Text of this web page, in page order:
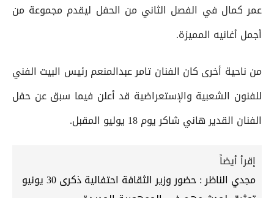
عمر كمال في الفصل الثاني من الحفل ليقدم مجموعة من
أجمل أغانيه المميزة.
من ناحية أخرى كان الفنان تامر عبدالمنعم رئيس البيت الفني
للفنون الشعبية والإستعراضية قد أعلن فيما سبق عن حفل
الفنان القدير هاني شاكر يوم 18 يوليو المقبل.
إقرأ أيضاً
مجدي الناظر : حضور وزير الثقافة احتفالية ذكرى 30 يونيو